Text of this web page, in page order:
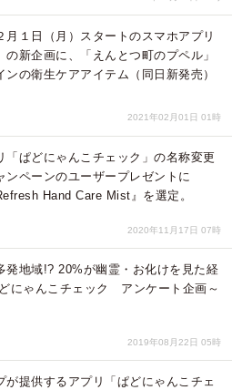
月１日（月）スタートのスマホアプリ
の新企画に、「えんとつ町のプペル」
ンの衛生ケアアイテム（同日新発売）
2021年02月01日 01時
「ぱどにゃんこチェック」の名称変更
ンペーンのユーザープレゼントに
Hand Care Mist』を選定。
2020年11月17日 07時
発地域!? 20%が幽霊・お化けを見た経
にゃんこチェック アンケート企画～
2019年08月22日 05時
が提供するアプリ「ぱどにゃんこチェ